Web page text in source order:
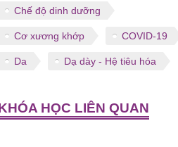
Chế độ dinh dưỡng
Cơ xương khớp COVID-19
Da Dạ dày - Hệ tiêu hóa
HỌC LIÊN QUAN